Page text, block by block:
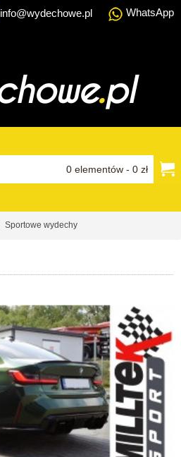
info@wydechowe.pl WhatsApp
0 elementów - 0 zł
Sportowe wydechy